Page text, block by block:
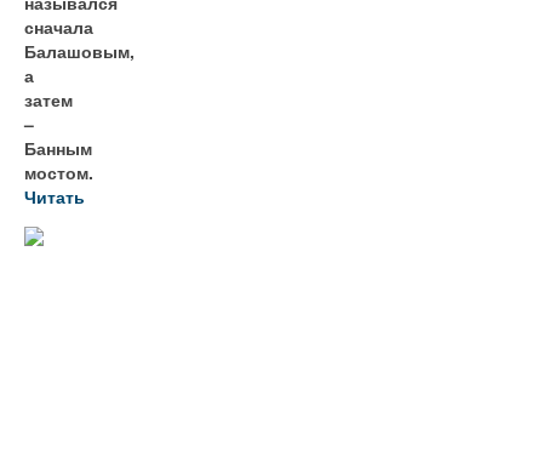
сначала
Балашовым,
а
затем
–
Банным
мостом.
Читать